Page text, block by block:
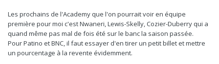
Les prochains de l'Academy que l'on pourrait voir en équipe
première pour moi c'est Nwaneri, Lewis-Skelly, Cozier-Duberry qui a
quand même pas mal de fois été sur le banc la saison passée.
Pour Patino et BNC, il faut essayer d'en tirer un petit billet et mettre
un pourcentage à la revente évidemment.